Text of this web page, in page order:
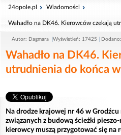
24opole.pl Wiadomości
Wahadło na DK46. Kierowców czekają
Autor: Dagmara Wyświetleń: 17425
Wahadło na DK46.
utrudnienia do końca
Na drodze krajowej nr 46 w
związanych z budową ścieżki
kierowcy muszą przygotować się na